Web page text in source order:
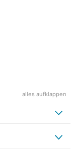
alles aufklappen